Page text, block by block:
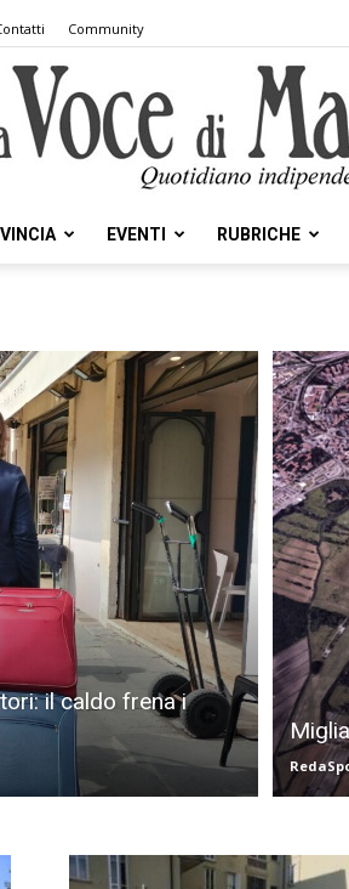
Community
Voce
Di
Mantova
EVENTI RUBRICHE
il caldo frena i